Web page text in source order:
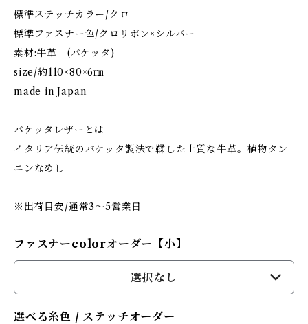
標準ステッチカラー/クロ
標準ファスナー色/クロリボン×シルバー
素材:牛革 (バケッタ)
size/約110×80×6㎜
made in Japan
バケッタレザーとは
イタリア伝統のバケッタ製法で鞣した上質な牛革。植物タン
ニンなめし
※出荷目安/通常3〜5営業日
ファスナーcolorオーダー【小】
選択なし
選べる糸色 / ステッチオーダー